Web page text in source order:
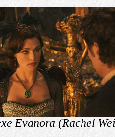
Evanora (Rachel